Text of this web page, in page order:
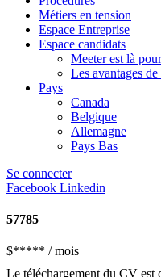
Métiers en tension
Espace Entreprise
Espace candidats
Meeter est là
Les avantages
Pays
Canada
Belgique
Allemagne
Pays Bas
Se connecter
Facebook Linkedin
57785
$***** / mois
Le téléchargement du CV est